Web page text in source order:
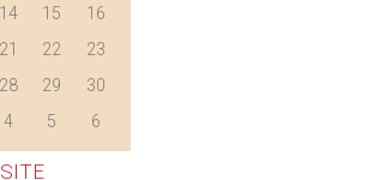
14 15
16
21 22
23
28 29
30
4 5 6